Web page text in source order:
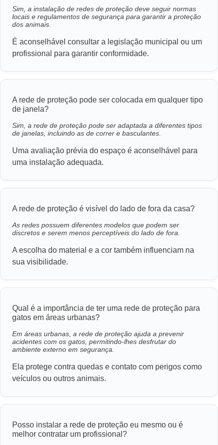
Sim, a instalação de redes de proteção deve seguir normas
locais e regulamentos de segurança para garantir a proteção
dos animais.
É aconselhável consultar a legislação municipal ou um
profissional para garantir conformidade.
A rede de proteção pode ser colocada em qualquer tipo
de janela?
Sim, a rede de proteção pode ser adaptada a diferentes tipos
de janelas, incluindo as de correr e basculantes.
Uma avaliação prévia do espaço é aconselhável para
uma instalação adequada.
A rede de proteção é visível do lado de fora da casa?
As redes possuem diferentes modelos que podem ser
discretos e serem menos perceptíveis do lado de fora.
A escolha do material e a cor também influenciam na
sua visibilidade.
Qual é a importância de ter uma rede de proteção para
gatos em áreas urbanas?
Em áreas urbanas, a rede de proteção ajuda a prevenir
acidentes com os gatos, permitindo-lhes desfrutar do
ambiente externo em segurança.
Ela protege contra quedas e contato com perigos como
veículos ou outros animais.
Posso instalar a rede de proteção eu mesmo ou é
melhor contratar um profissional?